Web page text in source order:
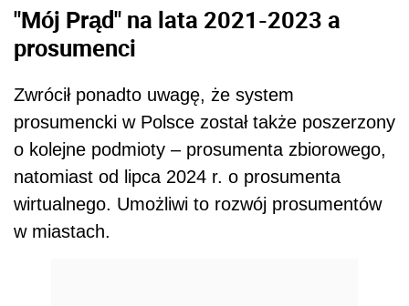
"Mój Prąd" na lata 2021-2023 a
prosumenci
Zwrócił ponadto uwagę, że system
prosumencki w Polsce został także poszerzony
o kolejne podmioty – prosumenta zbiorowego,
natomiast od lipca 2024 r. o prosumenta
wirtualnego. Umożliwi to rozwój prosumentów
w miastach.